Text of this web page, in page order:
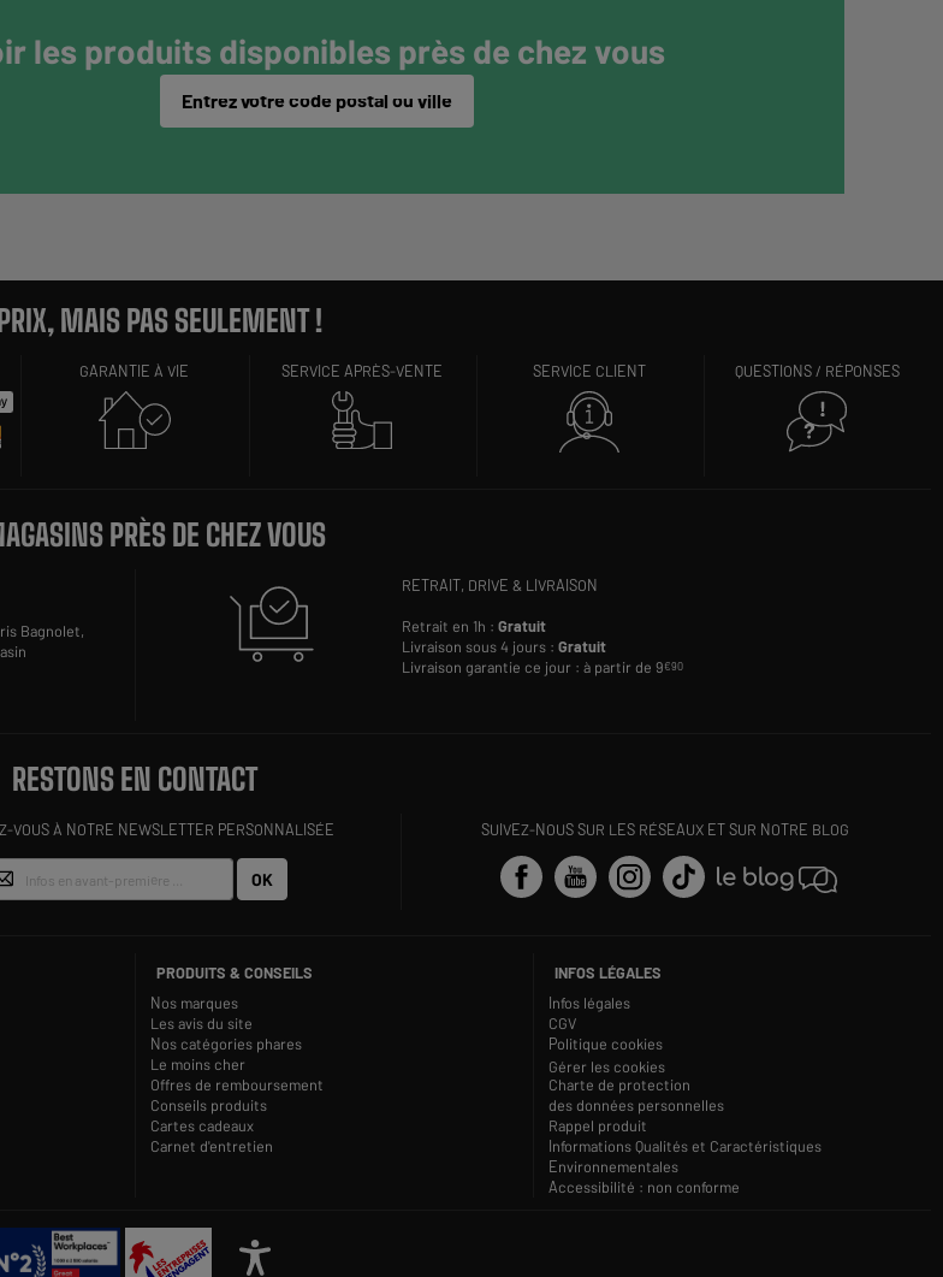
les produits disponibles près de chez vous
Entrez votre code postal ou ville
MAIS PAS SEULEMENT !
GARANTIE À VIE SERVICE APRÈS-VENTE SERVICE CLIENT QUESTIONS / RÉPONSES
PRÈS DE CHEZ VOUS
Bagnolet,
RETRAIT, DRIVE & LIVRAISON
Retrait en 1h :Gratuit
Livraison sous 4 jours :Gratuit
Livraison garantie ce jour : à partir de 9€90
RESTONS EN CONTACT
VOUS À NOTRE NEWSLETTER PERSONNALISÉE
OK
SUIVEZ-NOUS SUR LES RÉSEAUX ET SUR NOTRE BLOG
PRODUITS & CONSEILS
Nos marques
Les avis du site
Nos catégories phares
Le moins cher
Offres de remboursement
Conseils produits
Cartes cadeaux
Carnet d'entretien
INFOS LÉGALES
Infos légales
CGV
Politique cookies
Gérer les cookies
Charte de protection
des données personnelles
Rappel produit
Informations Qualités et Caractéristiques
Environnementales
Accessibilité : non conforme